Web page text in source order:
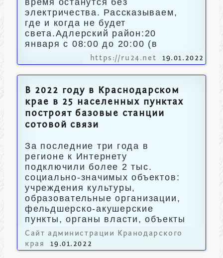
время останутся без
электричества. Рассказываем,
где и когда не будет
света.Адлерский район:20
января с 08:00 до 20:00 (в
https://ru24.net 19.01.2022
В 2022 году в Краснодарском
крае в 25 населенных пунктах
построят базовые станции
сотовой связи
За последние три года в
регионе к Интернету
подключили более 2 тыс.
социально-значимых объектов:
учреждения культуры,
образовательные организации,
фельдшерско-акушерские
пункты, органы власти, объекты
МЧС России и Росгвардии.
Сайт администрации Кранодарского
края
19.01.2022